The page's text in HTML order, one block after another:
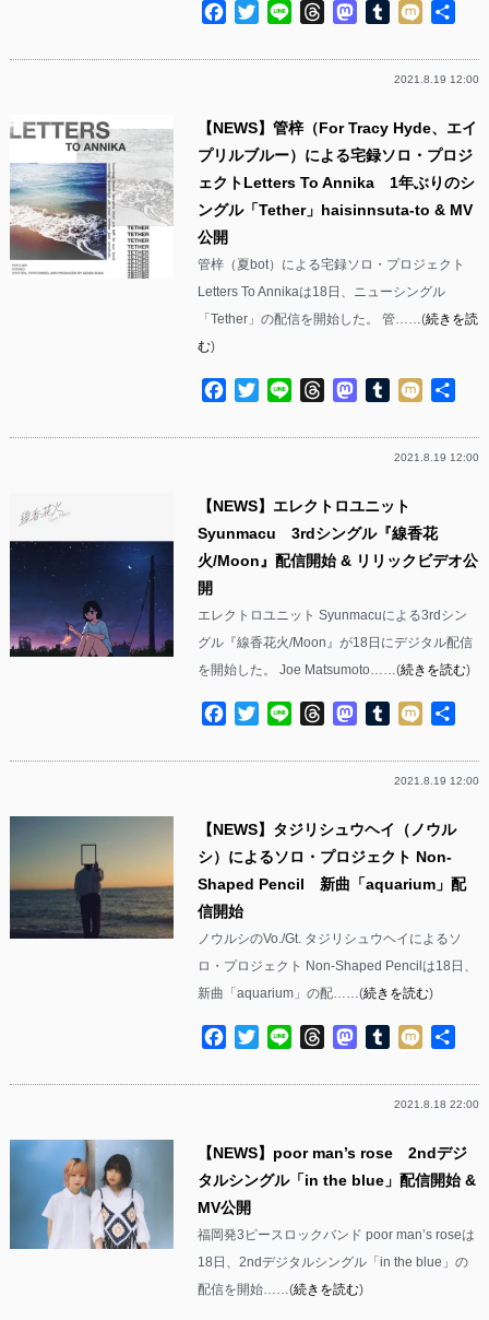
Facebook
TwitterLine ThreadsMastodon
Tumblr
Mixi
2021.8.19 12:00
【NEWS】管梓（For Tracy Hyde、エイ
プリルブルー）による宅録ソロ・プロジ
ェクトLetters To Annika 1年ぶりのシ
ングル「Tether」haisinnsuta-to & MV
公開
管梓（夏bot）による宅録ソロ・プロジェクト
Letters To Annikaは18日、ニューシングル
「Tether」の配信を開始した。 管……(続きを読
む)
Facebook
TwitterLine ThreadsMastodon
Tumblr
Mixi
2021.8.19 12:00
【NEWS】エレクトロユニット
Syunmacu 3rdシングル『線香花
火/Moon』配信開始 & リリックビデオ公
開
エレクトロユニット Syunmacuによる3rdシン
グル『線香花火/Moon』が18日にデジタル配信
を開始した。 Joe Matsumoto……(続きを読む)
Facebook
TwitterLine ThreadsMastodon
Tumblr
Mixi
2021.8.19 12:00
【NEWS】タジリシュウヘイ（ノウル
シ）によるソロ・プロジェクト Non-
Shaped Pencil 新曲「aquarium」配
信開始
ノウルシのVo./Gt. タジリシュウヘイによるソ
ロ・プロジェクト Non-Shaped Pencilは18日、
新曲「aquarium」の配……(続きを読む)
Facebook
TwitterLine ThreadsMastodon
Tumblr
Mixi
2021.8.18 22:00
【NEWS】poor man’s rose 2ndデジ
タルシングル「in the blue」配信開始 &
MV公開
福岡発3ピースロックバンド poor man’s roseは
18日、2ndデジタルシングル「in the blue」の
配信を開始……(続きを読む)